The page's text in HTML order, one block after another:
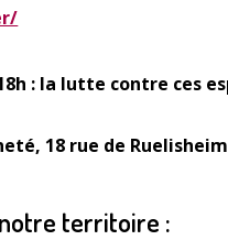
: la lutte contre ces
18 rue de
territoire :